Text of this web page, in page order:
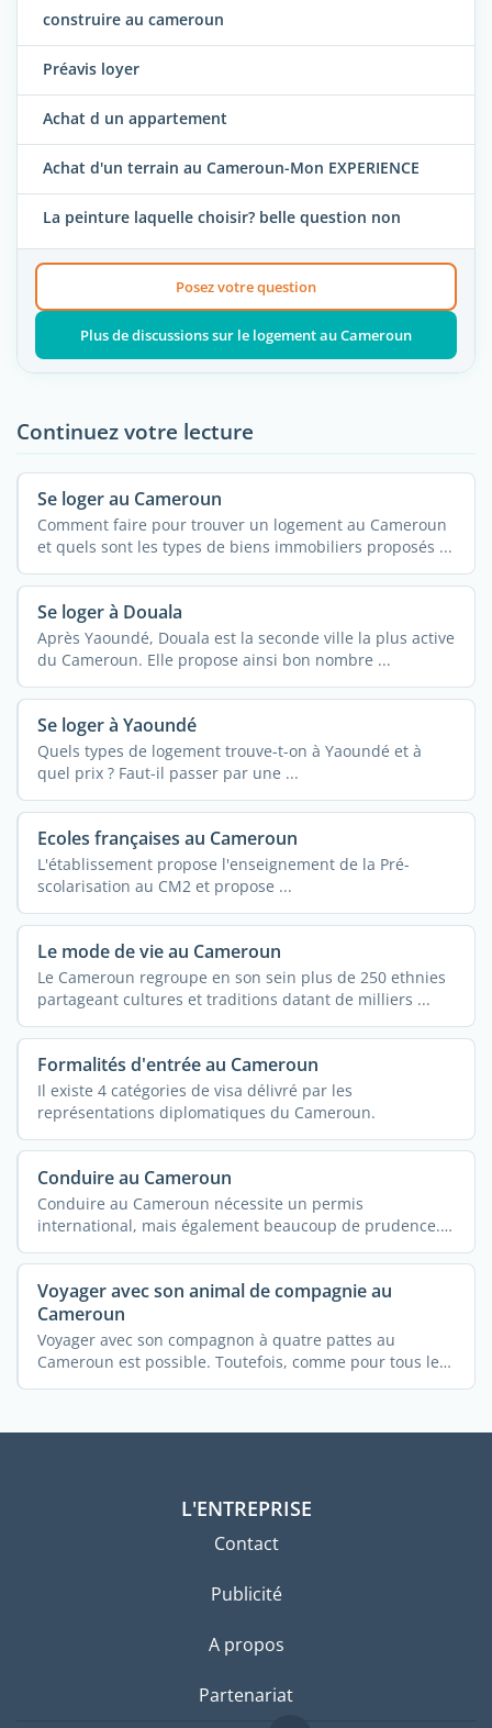
construire au cameroun
Préavis loyer
Achat d un appartement
Achat d'un terrain au Cameroun-Mon EXPERIENCE
La peinture laquelle choisir? belle question non
Posez votre question
Plus de discussions sur le logement au Cameroun
Continuez votre lecture
Se loger au Cameroun
Comment faire pour trouver un logement au Cameroun
et quels sont les types de biens immobiliers proposés ...
Se loger à Douala
Après Yaoundé, Douala est la seconde ville la plus active
du Cameroun. Elle propose ainsi bon nombre ...
Se loger à Yaoundé
Quels types de logement trouve-t-on à Yaoundé et à
quel prix ? Faut-il passer par une ...
Ecoles françaises au Cameroun
L'établissement propose l'enseignement de la Pré-
scolarisation au CM2 et propose ...
Le mode de vie au Cameroun
Le Cameroun regroupe en son sein plus de 250 ethnies
partageant cultures et traditions datant de milliers ...
Formalités d'entrée au Cameroun
Il existe 4 catégories de visa délivré par les
représentations diplomatiques du Cameroun.
Conduire au Cameroun
Conduire au Cameroun nécessite un permis
international, mais également beaucoup de prudence.
...
Voyager avec son animal de compagnie au
Cameroun
Voyager avec son compagnon à quatre pattes au
Cameroun est possible. Toutefois, comme pour tous les
autres ...
L'ENTREPRISE
Contact
Publicité
A propos
Partenariat